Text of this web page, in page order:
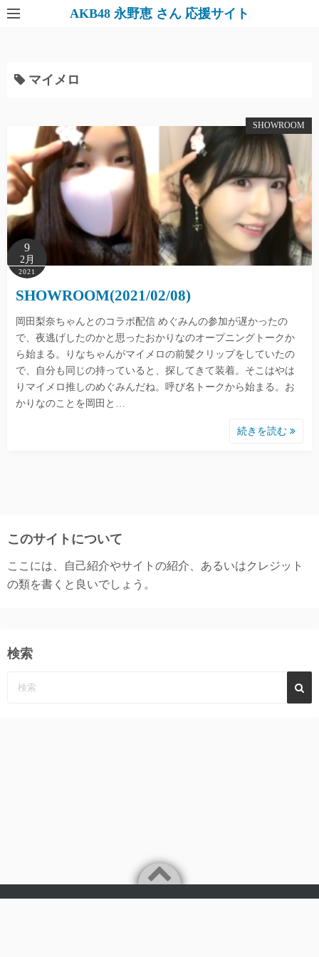
AKB48 永野恵 さん 応援サイト
マイメロ
SHOWROOM
9
2月
2021
SHOWROOM(2021/02/08)
岡田梨奈ちゃんとのコラボ配信 めぐみんの参加が遅かったの
で、夜逃げしたのかと思ったおかりなのオープニングトークか
ら始まる。りなちゃんがマイメロの前髪クリップをしていたの
で、自分も同じの持っていると、探してきて装着。そこはやは
りマイメロ推しのめぐみんだね。呼び名トークから始まる。お
かりなのことを岡田と…
続きを読む
このサイトについて
ここには、自己紹介やサイトの紹介、あるいはクレジット
の類を書くと良いでしょう。
検索